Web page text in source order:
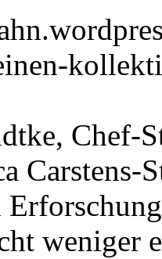
Chef-
weniger